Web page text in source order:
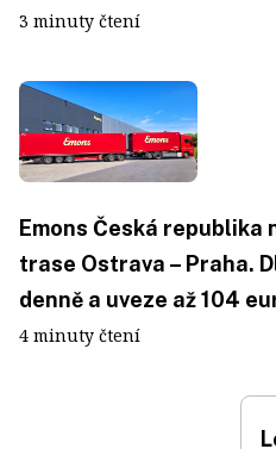
3 minuty čtení
Emons Česká
trase Ostrava – Praha.
denně a uveze až 104
4 minuty čtení